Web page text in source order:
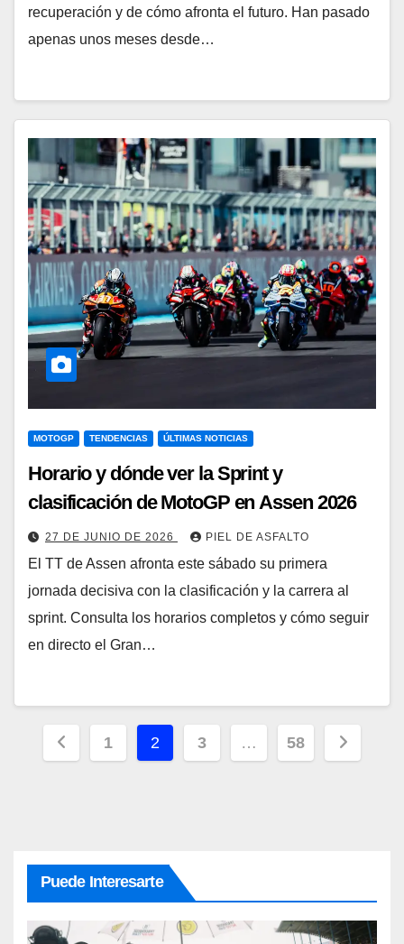
recuperación y de cómo afronta el futuro. Han pasado
apenas unos meses desde…
MOTOGP TENDENCIAS ÚLTIMAS NOTICIAS
Horario y dónde ver la Sprint y
clasificación de MotoGP en Assen 2026
27 DE JUNIO DE 2026 PIEL DE ASFALTO
El TT de Assen afronta este sábado su primera
jornada decisiva con la clasificación y la carrera al
sprint. Consulta los horarios completos y cómo seguir
en directo el Gran…
Paginación
1 2 3 … 58
Puede Interesarte